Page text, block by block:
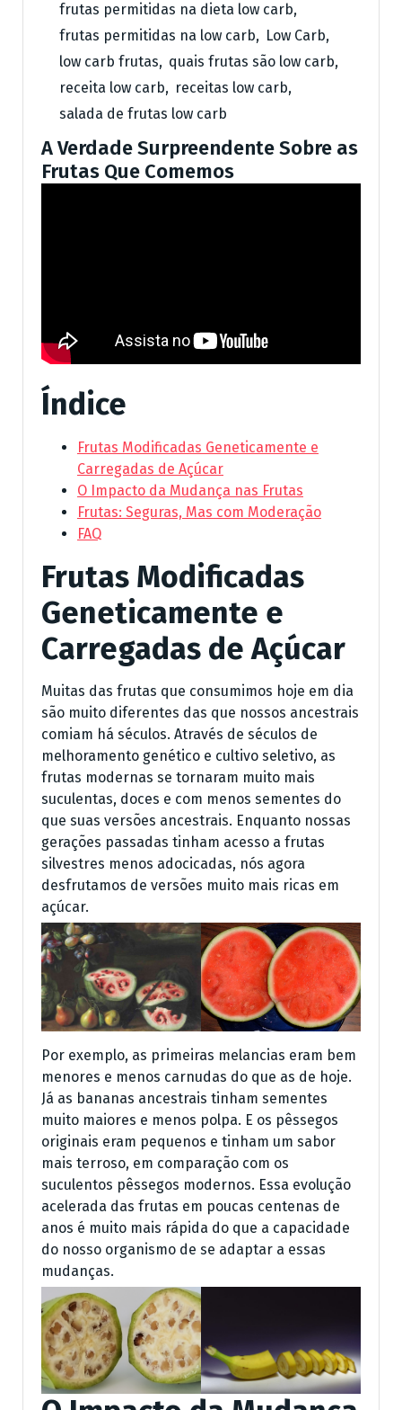
frutas permitidas na dieta low carb,
frutas permitidas na low carb, Low Carb,
low carb frutas, quais frutas são low carb,
receita low carb, receitas low carb,
salada de frutas low carb
A Verdade Surpreendente Sobre as
Frutas Que Comemos
Índice
Frutas Modificadas Geneticamente e
Carregadas de Açúcar
O Impacto da Mudança nas Frutas
Frutas: Seguras, Mas com Moderação
FAQ
Frutas Modificadas
Geneticamente e
Carregadas de Açúcar
Muitas das frutas que consumimos hoje em dia
são muito diferentes das que nossos ancestrais
comiam há séculos. Através de séculos de
melhoramento genético e cultivo seletivo, as
frutas modernas se tornaram muito mais
suculentas, doces e com menos sementes do
que suas versões ancestrais. Enquanto nossas
gerações passadas tinham acesso a frutas
silvestres menos adocicadas, nós agora
desfrutamos de versões muito mais ricas em
açúcar.
Por exemplo, as primeiras melancias eram bem
menores e menos carnudas do que as de hoje.
Já as bananas ancestrais tinham sementes
muito maiores e menos polpa. E os pêssegos
originais eram pequenos e tinham um sabor
mais terroso, em comparação com os
suculentos pêssegos modernos. Essa evolução
acelerada das frutas em poucas centenas de
anos é muito mais rápida do que a capacidade
do nosso organismo de se adaptar a essas
mudanças.